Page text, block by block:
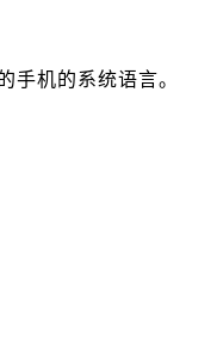
手机的系统语言。